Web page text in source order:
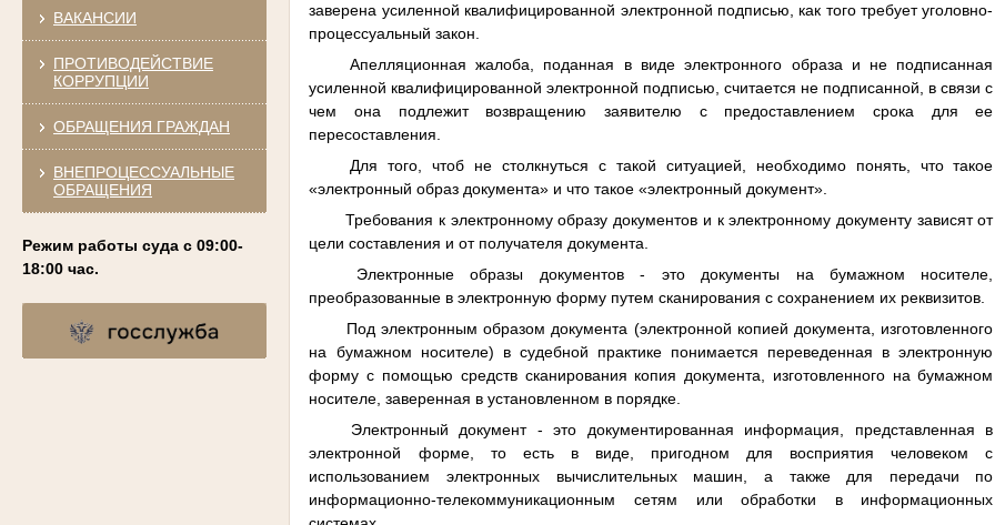
ВАКАНСИИ
ПРОТИВОДЕЙСТВИЕ
КОРРУПЦИИ
ОБРАЩЕНИЯ ГРАЖДАН
ВНЕПРОЦЕССУАЛЬНЫЕ
ОБРАЩЕНИЯ
Режим работы суда с 09:00-
18:00 час.
заверена усиленной квалифицированной электронной подписью, как того требует уголовно-
процессуальный закон.
Апелляционная жалоба, поданная в виде электронного образа и не подписанная
усиленной квалифицированной электронной подписью, считается не подписанной, в связи с
чем она подлежит возвращению заявителю с предоставлением срока для ее
пересоставления.
Для того, чтоб не столкнуться с такой ситуацией, необходимо понять, что такое
«электронный образ документа» и что такое «электронный документ».
Требования к электронному образу документов и к электронному документу зависят от
цели составления и от получателя документа.
Электронные образы документов - это документы на бумажном носителе,
преобразованные в электронную форму путем сканирования с сохранением их реквизитов.
Под электронным образом документа (электронной копией документа, изготовленного
на бумажном носителе) в судебной практике понимается переведенная в электронную
форму с помощью средств сканирования копия документа, изготовленного на бумажном
носителе, заверенная в установленном в порядке.
Электронный документ - это документированная информация, представленная в
электронной форме, то есть в виде, пригодном для восприятия человеком с
использованием электронных вычислительных машин, а также для передачи по
информационно-телекоммуникационным сетям или обработки в информационных